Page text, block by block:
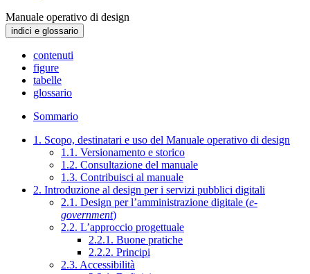
Manuale operativo di design
indici e glossario
contenuti
figure
tabelle
glossario
Sommario
1. Scopo, destinatari e uso del Manuale operativo di design
1.1. Versionamento e storico
1.2. Consultazione del manuale
1.3. Contribuisci al manuale
2. Introduzione al design per i servizi pubblici digitali
2.1. Design per l’amministrazione digitale (e-
government)
2.2. L’approccio progettuale
2.2.1. Buone pratiche
2.2.2. Principi
2.3. Accessibilità